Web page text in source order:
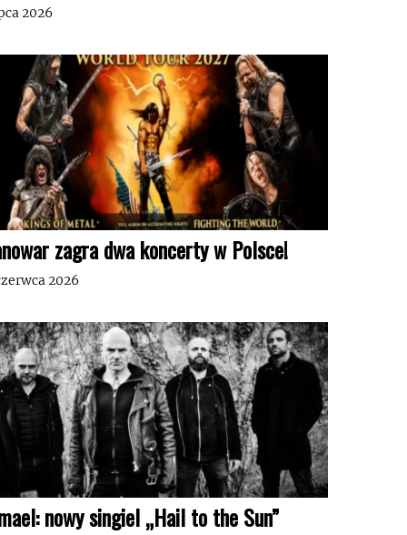
2026
zagra dwa koncerty w Polsce!
2026
nowy singiel „Hail to the Sun”